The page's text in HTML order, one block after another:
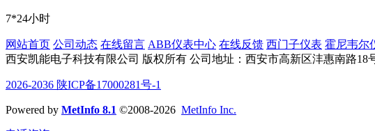
7*24小时
网站首页 公司动态 在线留言 ABB仪表中心 在线反馈 西门子仪表 霍尼韦尔
西安凯能电子科技有限公司 版权所有 公司地址：西安市高新区沣惠南路18
2026-2036 陕ICP备17000281号-1
Powered by MetInfo 8.1 ©2008-2026 MetInfo Inc.